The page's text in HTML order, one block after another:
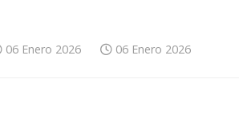
06 Enero 2026 06 Enero 2026